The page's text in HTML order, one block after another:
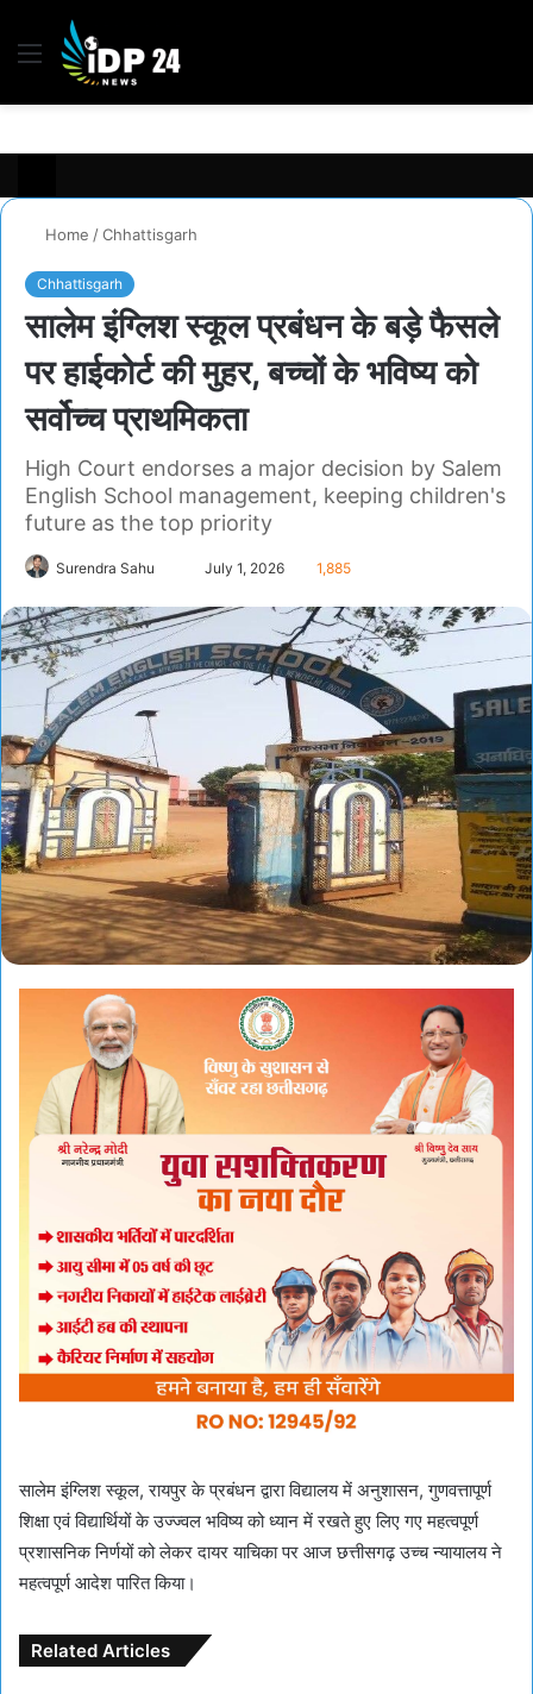
Menu
Home /Chhattisgarh
Chhattisgarh
सालेम इंग्लिश स्कूल प्रबंधन के बड़े फैसले
पर हाईकोर्ट की मुहर, बच्चों के भविष्य को
सर्वोच्च प्राथमिकता
High Court endorses a major decision by Salem
English School management, keeping children's
future as the top priority
Surendra Sahu
Send
email
July 1, 2026 1,885
सालेम इंग्लिश स्कूल, रायपुर के प्रबंधन द्वारा विद्यालय में अनुशासन, गुणवत्तापूर्ण
शिक्षा एवं विद्यार्थियों के उज्ज्वल भविष्य को ध्यान में रखते हुए लिए गए महत्वपूर्ण
प्रशासनिक निर्णयों को लेकर दायर याचिका पर आज छत्तीसगढ़ उच्च न्यायालय ने
महत्वपूर्ण आदेश पारित किया।
Related Articles